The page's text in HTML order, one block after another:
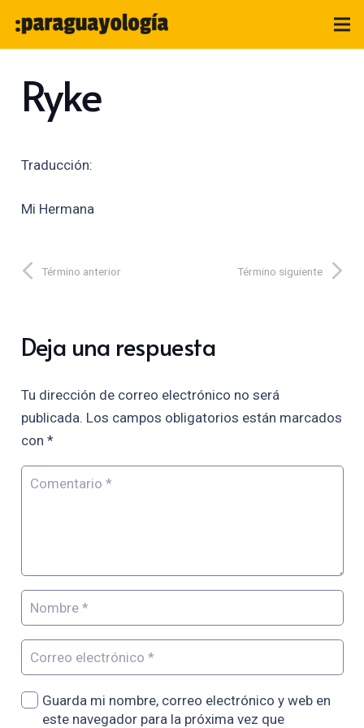
Ryke
Traducción:
Mi Hermana
Término anterior Término siguiente
Deja una respuesta
Tu dirección de correo electrónico no será
publicada. Los campos obligatorios están marcados
con *
Guarda mi nombre, correo electrónico y web en
este navegador para la próxima vez que